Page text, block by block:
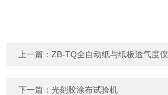
上一篇：ZB-TQ全自动纸与纸板透气度仪
下一篇：光刻胶涂布试验机